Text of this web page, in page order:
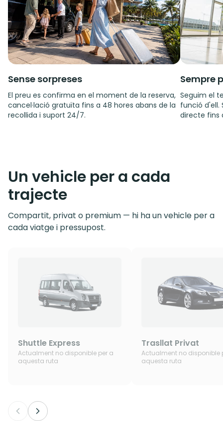
Sense sorpreses
El preu es confirma en el moment de la reserva,
cancel·lació gratuïta fins a 48 hores abans de la
recollida i suport 24/7.
Sempre
Seguim el
funció d'ell.
directe fins
Un vehicle per a cada
trajecte
Compartit, privat o premium — hi ha un vehicle per a
cada viatge i pressupost.
Shuttle Express
Actualment no disponible per a
aquesta ruta
Trasllat Privat
Actualment no disponible
aquesta ruta